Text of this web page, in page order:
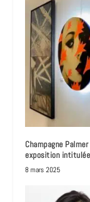
Champagne
exposition
8 mars 2025